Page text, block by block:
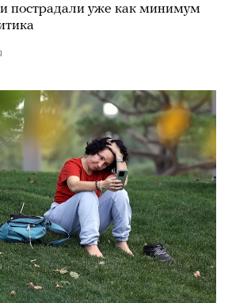
пострадали уже как минимум